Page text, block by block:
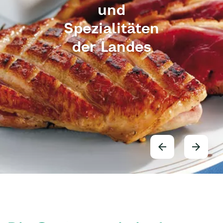
und
Spezialitäten
der Landes